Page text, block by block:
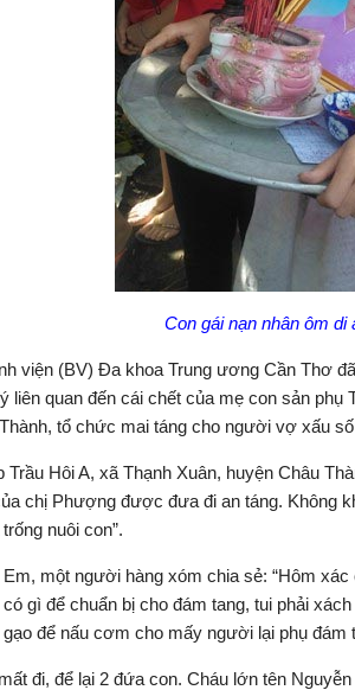
Con gái nạn nhân ôm di
viện (BV) Đa khoa Trung ương Cần Thơ
liên quan đến cái chết của mẹ con sản
tổ chức mai táng cho người vợ xấu
Trầu Hôi A, xã Thạnh Xuân, huyện Châu
chị Phượng được đưa đi an táng. Không
nuôi con”.
một người hàng xóm chia sẻ: “Hôm
gì để chuẩn bị cho đám tang, tui phải
để nấu cơm cho mấy người lại phụ đám
đi, để lại 2 đứa con. Cháu lớn tên